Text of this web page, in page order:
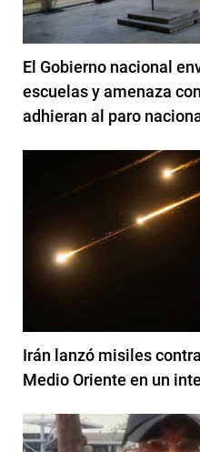
El Gobierno nacional
escuelas y amenaza
adhieran al paro
Irán lanzó misiles
Medio Oriente en un